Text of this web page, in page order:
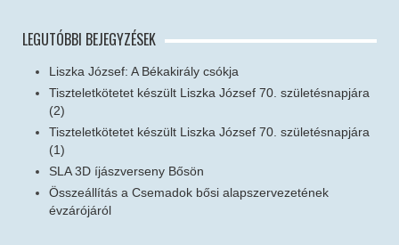
LEGUTÓBBI BEJEGYZÉSEK
Liszka József: A Békakirály csókja
Tiszteletkötetet készült Liszka József 70. születésnapjára
(2)
Tiszteletkötetet készült Liszka József 70. születésnapjára
(1)
SLA 3D íjászverseny Bősön
Összeállítás a Csemadok bősi alapszervezetének
évzárójáról